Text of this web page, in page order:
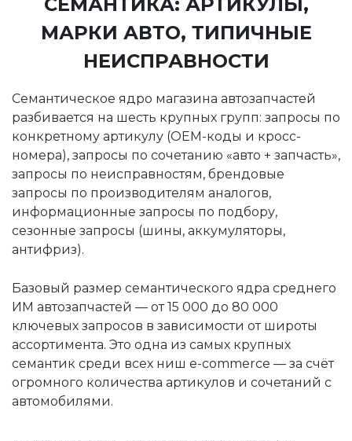
МАРКИ АВТО, ТИПИЧНЫЕ
НЕИСПРАВНОСТИ
Семантическое ядро магазина автозапчастей
разбивается на шесть крупных групп: запросы по
конкретному артикулу (OEM-коды и кросс-
номера), запросы по сочетанию «авто + запчасть»,
запросы по неисправностям, брендовые
запросы по производителям аналогов,
информационные запросы по подбору,
сезонные запросы (шины, аккумуляторы,
антифриз).
Базовый размер семантического ядра среднего
ИМ автозапчастей — от 15 000 до 80 000
ключевых запросов в зависимости от широты
ассортимента. Это одна из самых крупных
семантик среди всех ниш e-commerce — за счёт
огромного количества артикулов и сочетаний с
автомобилями.